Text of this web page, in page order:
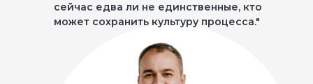
сейчас едва ли не единственные, кто
может сохранить культуру процесса."